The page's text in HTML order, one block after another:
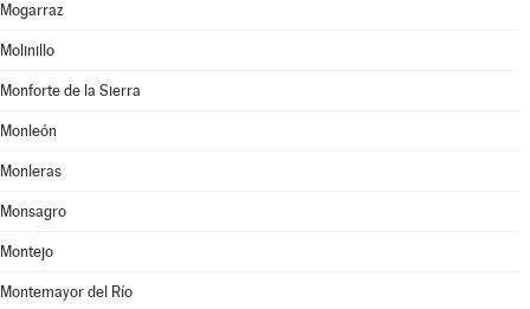
Mogarraz
Molinillo
Monforte de la Sierra
Monleón
Monleras
Monsagro
Montejo
Montemayor del Río